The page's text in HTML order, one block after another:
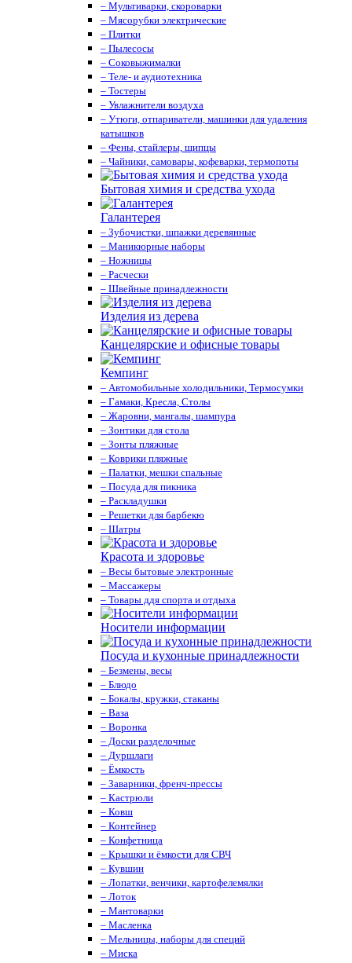
– Мультиварки, скороварки
– Мясорубки электрические
– Плитки
– Пылесосы
– Соковыжималки
– Теле- и аудиотехника
– Тостеры
– Увлажнители воздуха
– Утюги, отпариватели, машинки для удаления
катышков
– Фены, стайлеры, щипцы
– Чайники, самовары, кофеварки, термопоты
Бытовая химия и средства ухода
Галантерея
– Зубочистки, шпажки деревянные
– Маникюрные наборы
– Ножницы
– Расчески
– Швейные принадлежности
Изделия из дерева
Канцелярские и офисные товары
Кемпинг
– Автомобильные холодильники, Термосумки
– Гамаки, Кресла, Столы
– Жаровни, мангалы, шампура
– Зонтики для стола
– Зонты пляжные
– Коврики пляжные
– Палатки, мешки спальные
– Посуда для пикника
– Раскладушки
– Решетки для барбекю
– Шатры
Красота и здоровье
– Весы бытовые электронные
– Массажеры
– Товары ддя спорта и отдыха
Носители информации
Посуда и кухонные принадлежности
– Безмены, весы
– Блюдо
– Бокалы, кружки, стаканы
– Ваза
– Воронка
– Доски разделочные
– Дуршлаги
– Ёмкость
– Заварники, френч-прессы
– Кастрюли
– Ковш
– Контейнер
– Конфетница
– Крышки и ёмкости для СВЧ
– Кувшин
– Лопатки, венчики, картофелемялки
– Лоток
– Мантоварки
– Масленка
– Мельницы, наборы для специй
– Миска